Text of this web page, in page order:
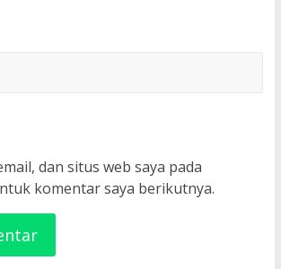
dan situs web saya pada
komentar saya berikutnya.